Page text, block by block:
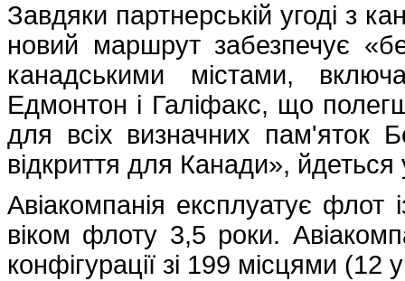
Завдяки партнерській угоді з
новий маршрут забезпечує
канадськими містами,
Едмонтон і Галіфакс, що
для всіх визначних пам'яток
відкриття для Канади», йдеться
Авіакомпанія експлуатує флот
віком флоту 3,5 роки.
конфігурації зі 199 місцями